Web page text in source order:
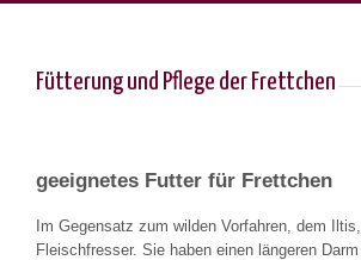
Fütterung und Pflege der Frettchen
geeignetes Futter für Frettchen
Im Gegensatz zum wilden Vorfahren, dem
Fleischfresser. Sie haben einen längeren